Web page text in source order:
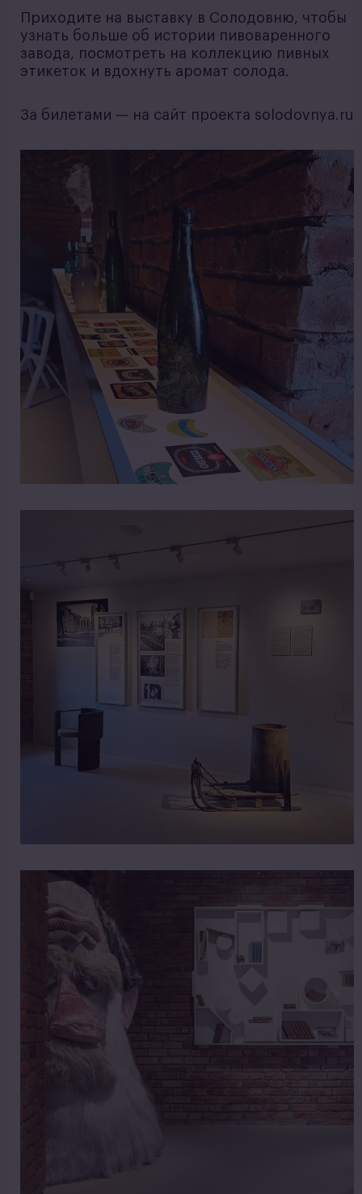
Приходите на выставку в Солодовню, чтобы
узнать больше об истории пивоваренного
завода, посмотреть на коллекцию пивных
этикеток и вдохнуть аромат солода.
За билетами — на сайт проекта solodovnya.ru